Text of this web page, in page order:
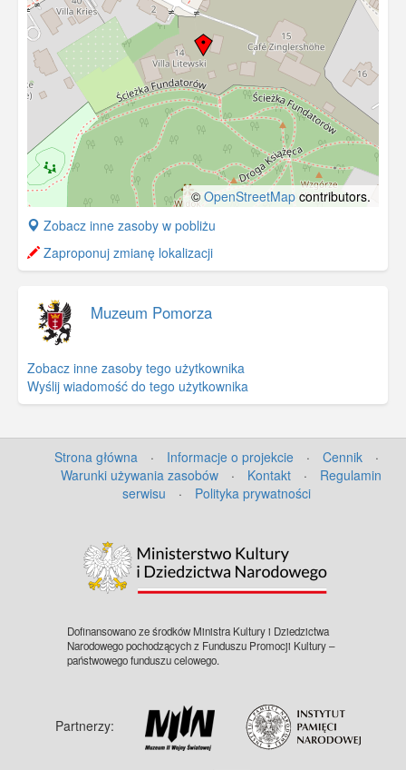
© OpenStreetMap contributors.
+
−
Zobacz inne zasoby w pobliżu
Zaproponuj zmianę lokalizacji
Muzeum Pomorza
Zobacz inne zasoby tego użytkownika
Wyślij wiadomość do tego użytkownika
Strona główna · Informacje o projekcie · Cennik
·
Warunki używania zasobów
· Kontakt ·
Regulamin
serwisu
· Polityka prywatności
Dofinansowano ze środków Ministra Kultury i Dziedzictwa
Narodowego pochodzących z Funduszu Promocji Kultury –
państwowego funduszu celowego.
Partnerzy: